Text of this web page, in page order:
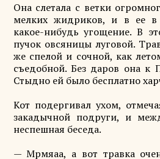
Она слетала с ветки
мелких жидриков, и в ее в
какое-нибудь угощение. В
пучок овсяницы луговой.
же спелой и сочной, как
съедобной. Без даров она к
Стыдно ей было бесплатно
Кот подергивал ухом,
закадычной подруги, и
неспешная беседа.
— Мрмяаа, а вот травка